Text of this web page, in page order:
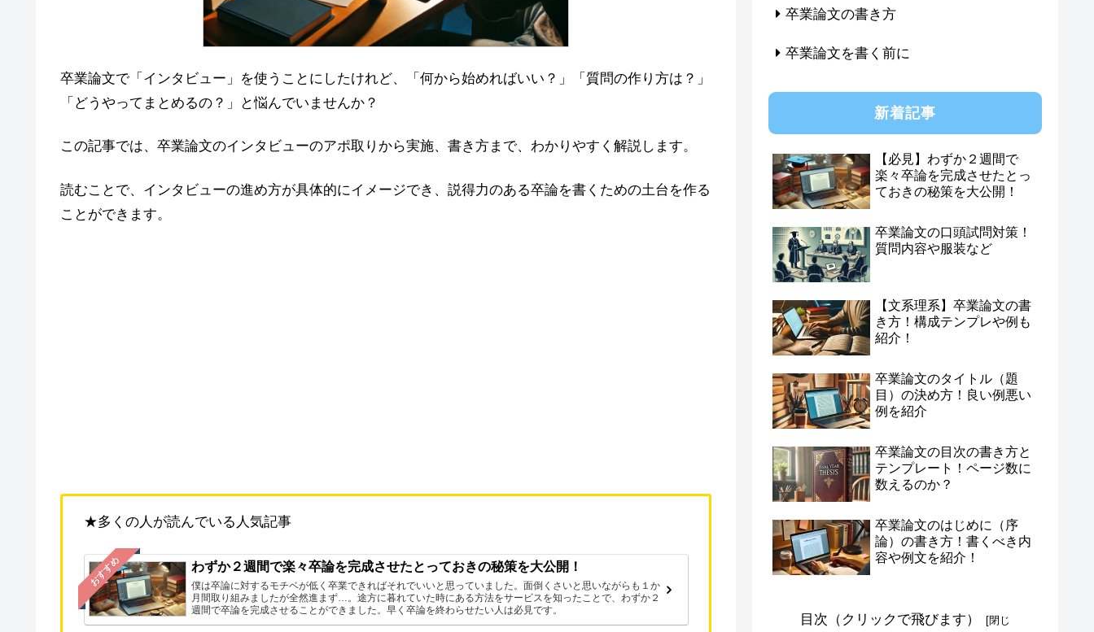
卒業論文で「インタビュー」を使うことにしたけれど、「何から始めればいい？」「質問の作り方は？」
「どうやってまとめるの？」と悩んでいませんか？
この記事では、卒業論文のインタビューのアポ取りから実施、書き方まで、わかりやすく解説します。
読むことで、インタビューの進め方が具体的にイメージでき、説得力のある卒論を書くための土台を作る
ことができます。
★多くの人が読んでいる人気記事
おすすめ わずか２週間で楽々卒論を完成させたとっておきの秘策を大公開！
僕は卒論に対するモチベが低く卒業できればそれでいいと思っていました。面倒くさいと思いながらも１か
月間取り組みましたが全然進まず…。途方に暮れていた時にある方法をサービスを知ったことで、わずか２
週間で卒論を完成させることができました。早く卒論を終わらせたい人は必見です。
卒業論文の書き方
卒業論文を書く前に
新着記事
【必見】わずか２週間で
楽々卒論を完成させたとっ
ておきの秘策を大公開！
卒業論文の口頭試問対策！
質問内容や服装など
【文系理系】卒業論文の書
き方！構成テンプレや例も
紹介！
卒業論文のタイトル（題
目）の決め方！良い例悪い
例を紹介
卒業論文の目次の書き方と
テンプレート！ページ数に
数えるのか？
卒業論文のはじめに（序
論）の書き方！書くべき内
容や例文を紹介！
目次（クリックで飛びます）